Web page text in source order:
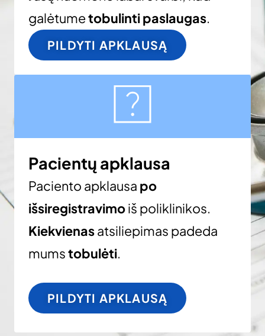
galėtumetobulinti paslaugas.
PILDYTI APKLAUSĄ
Pacientų apklausa
Paciento apklausa po
išsiregistravimoiš poliklinikos.
Kiekvienasatsiliepimas padeda
mumstobulėti.
PILDYTI APKLAUSĄ